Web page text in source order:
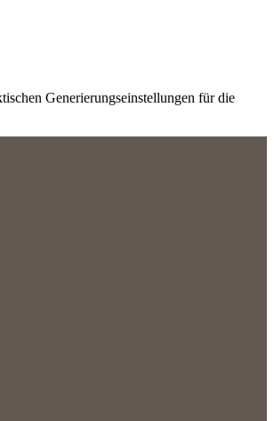
Generierungseinstellungen für die